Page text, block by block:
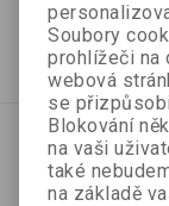
649 Kč
Přidat do
Soubory
prohlížeči na
webová
se
Blokování
na vaši
také
na základě